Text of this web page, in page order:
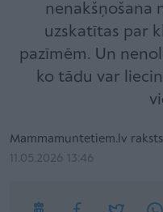
nenakšņošana
uzskatītas par
pazīmēm. Un
ko tādu var
Mammamuntetiem.lv raksts
11.05.2026 13:46